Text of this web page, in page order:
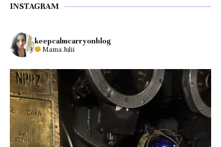
INSTAGRAM
keepcalmcarryonblog
Mama Julii